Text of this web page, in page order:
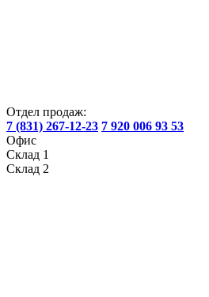
Отдел продаж:
7 (831) 267-12-23 7 920 006 93 53
Офис
Склад 1
Склад 2